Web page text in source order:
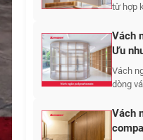
từ hợp
Vách
Ưu
ứng
Vách
dòng
Vách